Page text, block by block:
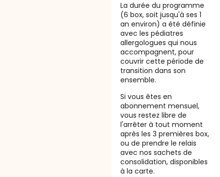
La durée du programme
(6 box, soit jusqu'à ses 1
an environ) a été définie
avec les pédiatres
allergologues qui nous
accompagnent, pour
couvrir cette période de
transition dans son
ensemble.
Si vous êtes en
abonnement mensuel,
vous restez libre de
l'arrêter à tout moment
après les 3 premières box,
ou de prendre le relais
avec nos sachets de
consolidation, disponibles
à la carte.